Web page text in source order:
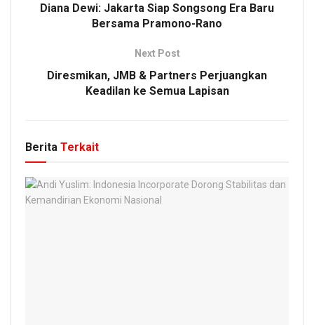
Diana Dewi: Jakarta Siap Songsong Era Baru
Bersama Pramono-Rano
Next Post
Diresmikan, JMB & Partners Perjuangkan
Keadilan ke Semua Lapisan
Berita Terkait